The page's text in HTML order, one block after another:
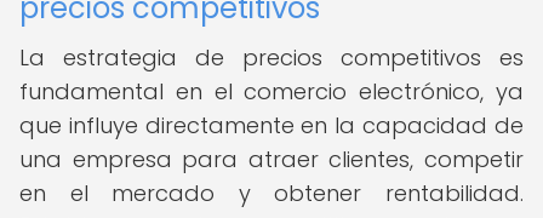
La estrategia de precios competitivos es
fundamental en el comercio electrónico, ya
que influye directamente en la capacidad de
una empresa para atraer clientes, competir
en el mercado y obtener rentabilidad.